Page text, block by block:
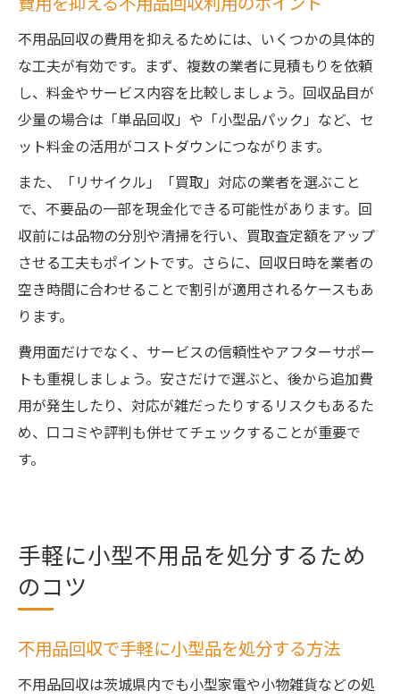
不用品回収の費用を抑えるためには、いくつかの具体的
な工夫が有効です。まず、複数の業者に見積もりを依頼
し、料金やサービス内容を比較しましょう。回収品目が
少量の場合は「単品回収」や「小型品パック」など、セ
ット料金の活用がコストダウンにつながります。
また、「リサイクル」「買取」対応の業者を選ぶこと
で、不要品の一部を現金化できる可能性があります。回
収前には品物の分別や清掃を行い、買取査定額をアップ
させる工夫もポイントです。さらに、回収日時を業者の
空き時間に合わせることで割引が適用されるケースもあ
ります。
費用面だけでなく、サービスの信頼性やアフターサポー
トも重視しましょう。安さだけで選ぶと、後から追加費
用が発生したり、対応が雑だったりするリスクもあるた
め、口コミや評判も併せてチェックすることが重要で
す。
手軽に小型不用品を処分するため
のコツ
不用品回収で手軽に小型品を処分する方法
不用品回収は茨城県内でも小型家電や小物雑貨などの処